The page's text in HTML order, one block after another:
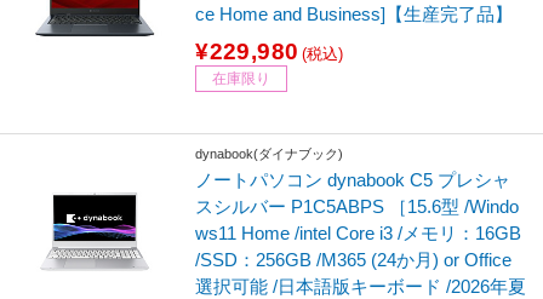
ce Home and Business]【生産完了品】
¥229,980 (税込)
在庫限り
dynabook(ダイナブック)
ノートパソコン dynabook C5 プレシャ
スシルバー P1C5ABPS ［15.6型 /Windo
ws11 Home /intel Core i3 /メモリ：16GB
/SSD：256GB /M365 (24か月) or Office
選択可能 /日本語版キーボード /2026年夏